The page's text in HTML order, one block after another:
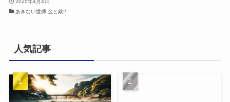
あきない世傳 金と銀2
人気記事